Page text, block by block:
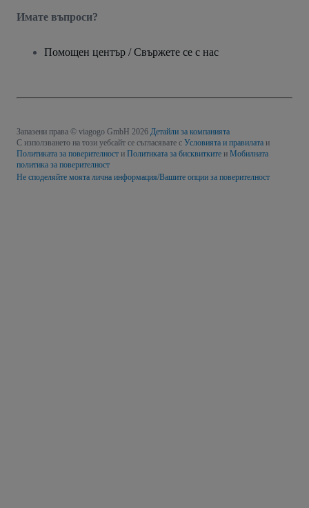
Имате въпроси?
Помощен център / Свържете се с нас
Запазени права © viagogo GmbH 2026 Детайли за компанията
С използването на този уебсайт се съгласявате с Условията и правилата и
Политиката за поверителност и Политиката за бисквитките и Мобилната
политика за поверителност
Не споделяйте моята лична информация/Вашите опции за поверителност